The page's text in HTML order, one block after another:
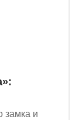
замка и